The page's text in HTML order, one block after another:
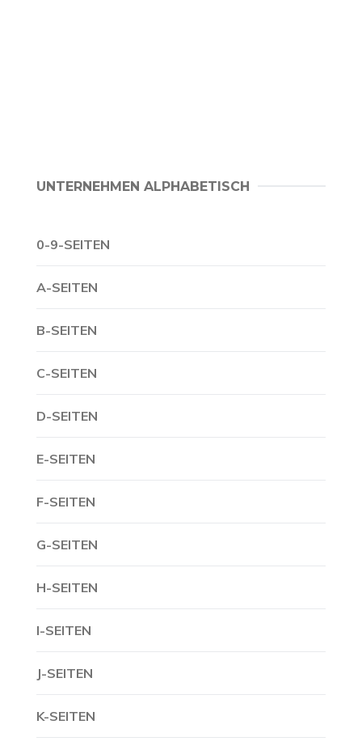
UNTERNEHMEN ALPHABETISCH
0-9-SEITEN
A-SEITEN
B-SEITEN
C-SEITEN
D-SEITEN
E-SEITEN
F-SEITEN
G-SEITEN
H-SEITEN
I-SEITEN
J-SEITEN
K-SEITEN